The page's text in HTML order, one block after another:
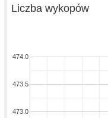
Liczba wykopów
473.0
473.5
474.0